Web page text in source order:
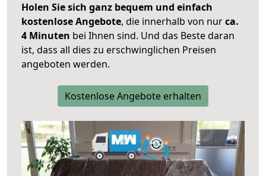
Holen Sie sich ganz bequem und einfach
kostenlose Angebote, die innerhalb von nurca.
4 Minuten bei Ihnen sind. Und das Beste daran
ist, dass all dies zu erschwinglichen Preisen
angeboten werden.
Kostenlose Angebote erhalten